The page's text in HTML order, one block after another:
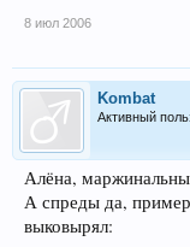
8 июл 2006
Kombat
Активный
Алёна,
А спреды да,
выковырял: